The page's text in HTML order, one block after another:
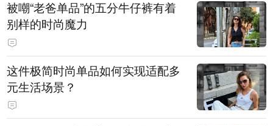
被嘲“老爸单品”的五分牛仔裤有着
别样的时尚魔力
这件极简时尚单品如何实现适配多
元生活场景？